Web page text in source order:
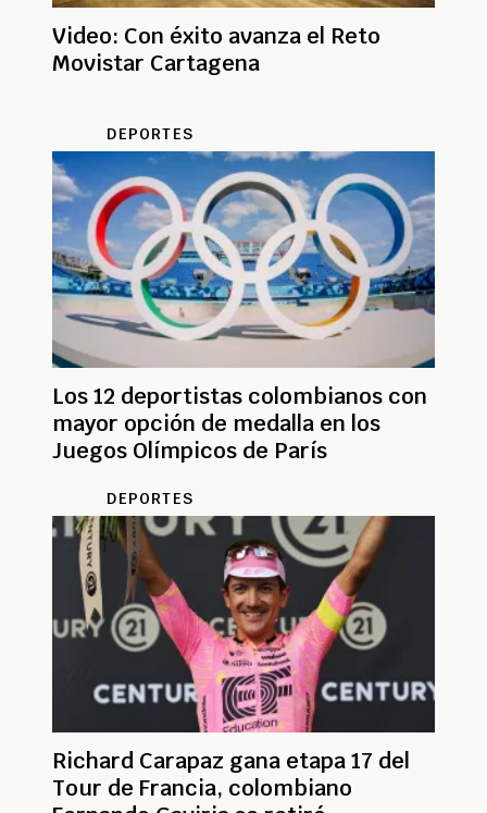
Video: Con éxito avanza el Reto
Movistar Cartagena
DEPORTES
Los 12 deportistas colombianos con
mayor opción de medalla en los
Juegos Olímpicos de París
DEPORTES
Richard Carapaz gana etapa 17 del
Tour de Francia, colombiano